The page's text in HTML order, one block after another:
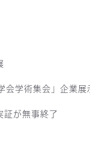
会学術集会」企業展
が無事終了